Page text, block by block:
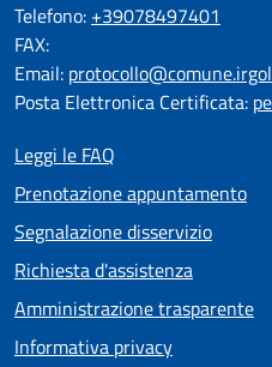
Telefono: +39078497401
FAX:
Email:
Posta Elettronica Certificata:
Leggi le FAQ
Prenotazione appuntamento
Segnalazione disservizio
Richiesta d'assistenza
Amministrazione trasparente
Informativa privacy